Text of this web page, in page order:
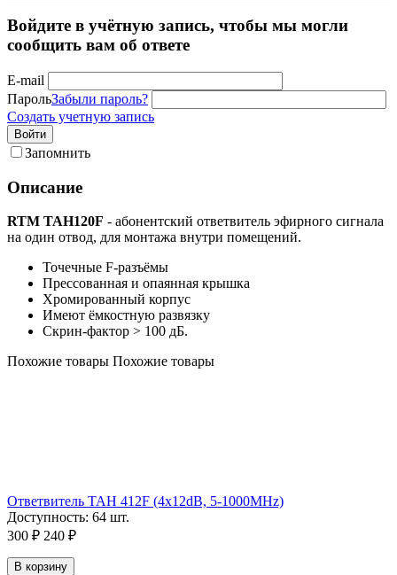
Войдите в учётную запись, чтобы мы могли
сообщить вам об ответе
E-mail
ПарольЗабыли пароль?
Создать учетную запись
Войти
Запомнить
Описание
RTM TAH120F - абонентский ответвитель эфирного сигнала
на один отвод, для монтажа внутри помещений.
Точечные F-разъёмы
Прессованная и опаянная крышка
Хромированный корпус
Имеют ёмкостную развязку
Скрин-фактор > 100 дБ.
Похожие товары Похожие товары
Ответвитель TAH 412F (4х12dB, 5-1000MHz)
Доступность: 64 шт.
300 ₽ 240 ₽
В корзину